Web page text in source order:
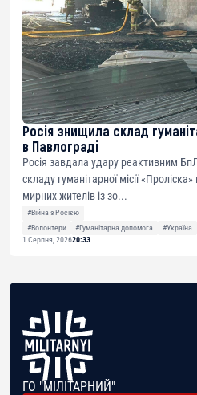
Росія знищила склад
в Павлограді
Росія завдала удару реактивним
складу гуманітарної місії
мирних жителів із зо...
#Війна з Росією
#Волонтери
#Гуманітарна допомога #Україна
1 Серпня, 202620:33
ГО "МІЛІТАРНИЙ"